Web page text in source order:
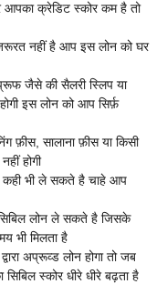
क्रेडिट स्कोर कम है तो
नहीं है आप इस लोन को घर
जैसे की सैलरी स्लिप या
इस लोन को आप सिर्फ़
फ़ीस, सालाना फ़ीस या किसी
होगी
भी ले सकते है चाहे आप
लोन ले सकते है जिसके
भी मिलता है
अप्रूव्ड लोन होगा तो जब
स्कोर धीरे धीरे बढ़ता है